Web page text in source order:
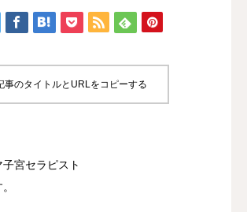
事のタイトルとURLをコピーする
宮セラピスト